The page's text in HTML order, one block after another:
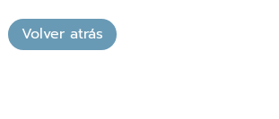
y
metálicas